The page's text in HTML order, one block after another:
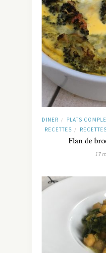
DINER / PLATS
RECETTES /
Flan de
17